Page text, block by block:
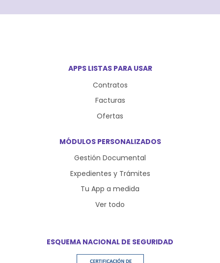
APPS LISTAS PARA USAR
Contratos
Facturas
Ofertas
MÓDULOS PERSONALIZADOS
Gestión Documental
Expedientes y Trámites
Tu App a medida
Ver todo
ESQUEMA NACIONAL DE SEGURIDAD